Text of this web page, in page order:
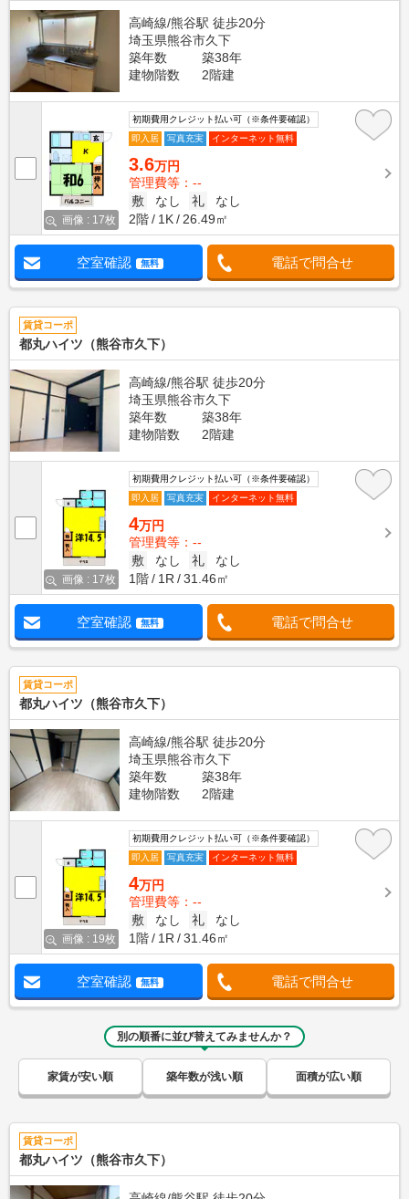
高崎線/熊谷駅 徒歩20分
埼玉県熊谷市久下
築年数
築38年
建物階数
2階建
画像 : 17枚
初期費用クレジット払い可（※条件要確認）
即入居
写真充実 インターネット無料
3.6万円
管理費等：--
敷
なし 礼
なし
2階
1K 26.49㎡
空室確認 無料 電話で問合せ
賃貸コーポ
都丸ハイツ（熊谷市久下）
高崎線/熊谷駅 徒歩20分
埼玉県熊谷市久下
築年数
築38年
建物階数
2階建
画像 : 17枚
初期費用クレジット払い可（※条件要確認）
即入居
写真充実 インターネット無料
4万円
管理費等：--
敷
なし 礼
なし
1階
1R 31.46㎡
空室確認 無料 電話で問合せ
賃貸コーポ
都丸ハイツ（熊谷市久下）
高崎線/熊谷駅 徒歩20分
埼玉県熊谷市久下
築年数
築38年
建物階数
2階建
画像 : 19枚
初期費用クレジット払い可（※条件要確認）
即入居
写真充実 インターネット無料
4万円
管理費等：--
敷
なし 礼
なし
1階
1R 31.46㎡
空室確認 無料 電話で問合せ
別の順番に並び替えてみませんか？
家賃が安い順 築年数が浅い順 面積が広い順
賃貸コーポ
都丸ハイツ（熊谷市久下）